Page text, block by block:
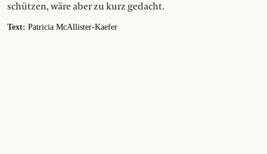
schützen, wäre aber zu kurz gedacht.
Text: Patricia McAllister-Kaefer